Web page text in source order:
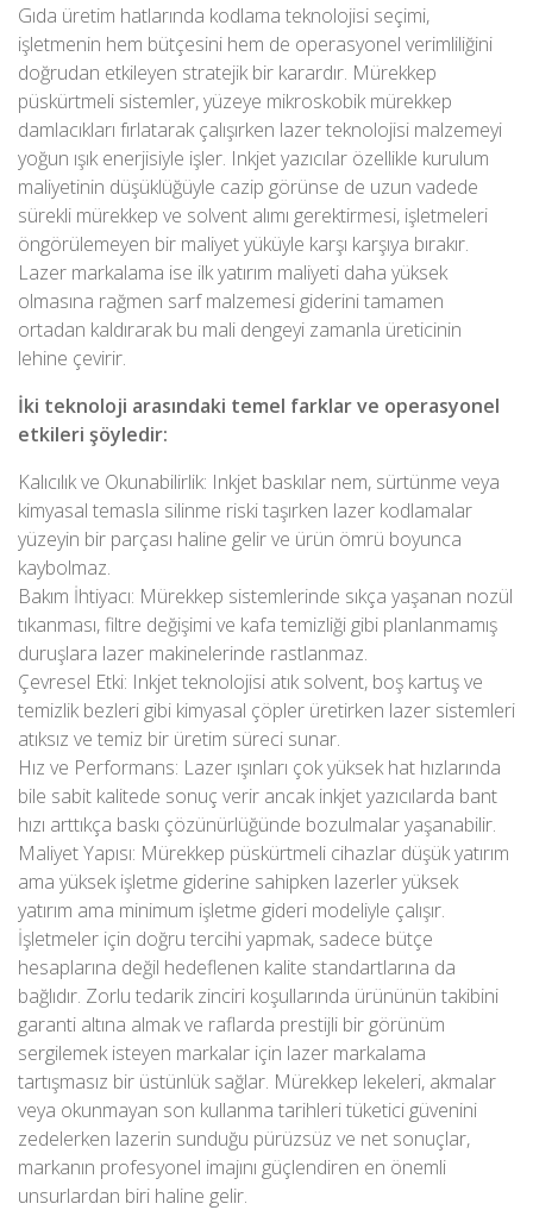
Gıda üretim hatlarında kodlama teknolojisi seçimi,
işletmenin hem bütçesini hem de operasyonel verimliliğini
doğrudan etkileyen stratejik bir karardır. Mürekkep
püskürtmeli sistemler, yüzeye mikroskobik mürekkep
damlacıkları fırlatarak çalışırken lazer teknolojisi malzemeyi
yoğun ışık enerjisiyle işler. Inkjet yazıcılar özellikle kurulum
maliyetinin düşüklüğüyle cazip görünse de uzun vadede
sürekli mürekkep ve solvent alımı gerektirmesi, işletmeleri
öngörülemeyen bir maliyet yüküyle karşı karşıya bırakır.
Lazer markalama ise ilk yatırım maliyeti daha yüksek
olmasına rağmen sarf malzemesi giderini tamamen
ortadan kaldırarak bu mali dengeyi zamanla üreticinin
lehine çevirir.
İki teknoloji arasındaki temel farklar ve operasyonel
etkileri şöyledir:
Kalıcılık ve Okunabilirlik: Inkjet baskılar nem, sürtünme veya
kimyasal temasla silinme riski taşırken lazer kodlamalar
yüzeyin bir parçası haline gelir ve ürün ömrü boyunca
kaybolmaz.
Bakım İhtiyacı: Mürekkep sistemlerinde sıkça yaşanan nozül
tıkanması, filtre değişimi ve kafa temizliği gibi planlanmamış
duruşlara lazer makinelerinde rastlanmaz.
Çevresel Etki: Inkjet teknolojisi atık solvent, boş kartuş ve
temizlik bezleri gibi kimyasal çöpler üretirken lazer sistemleri
atıksız ve temiz bir üretim süreci sunar.
Hız ve Performans: Lazer ışınları çok yüksek hat hızlarında
bile sabit kalitede sonuç verir ancak inkjet yazıcılarda bant
hızı arttıkça baskı çözünürlüğünde bozulmalar yaşanabilir.
Maliyet Yapısı: Mürekkep püskürtmeli cihazlar düşük yatırım
ama yüksek işletme giderine sahipken lazerler yüksek
yatırım ama minimum işletme gideri modeliyle çalışır.
İşletmeler için doğru tercihi yapmak, sadece bütçe
hesaplarına değil hedeflenen kalite standartlarına da
bağlıdır. Zorlu tedarik zinciri koşullarında ürününün takibini
garanti altına almak ve raflarda prestijli bir görünüm
sergilemek isteyen markalar için lazer markalama
tartışmasız bir üstünlük sağlar. Mürekkep lekeleri, akmalar
veya okunmayan son kullanma tarihleri tüketici güvenini
zedelerken lazerin sunduğu pürüzsüz ve net sonuçlar,
markanın profesyonel imajını güçlendiren en önemli
unsurlardan biri haline gelir.